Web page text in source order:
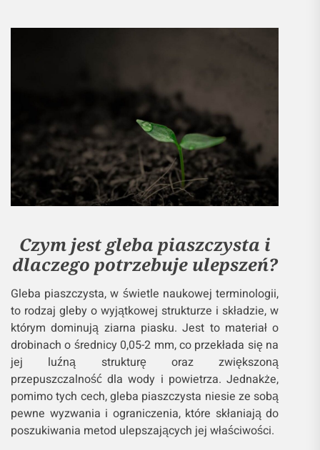
Czym jest gleba piaszczysta i
dlaczego potrzebuje ulepszeń?
Gleba piaszczysta, w świetle naukowej terminologii,
to rodzaj gleby o wyjątkowej strukturze i składzie, w
którym dominują ziarna piasku. Jest to materiał o
drobinach o średnicy 0,05-2 mm, co przekłada się na
jej luźną strukturę oraz zwiększoną
przepuszczalność dla wody i powietrza. Jednakże,
pomimo tych cech, gleba piaszczysta niesie ze sobą
pewne wyzwania i ograniczenia, które skłaniają do
poszukiwania metod ulepszających jej właściwości.